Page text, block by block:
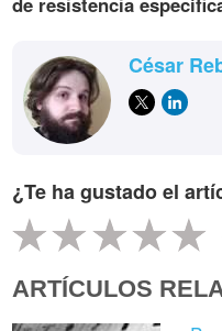
César
¿Te ha gustado el
ARTÍCULOS